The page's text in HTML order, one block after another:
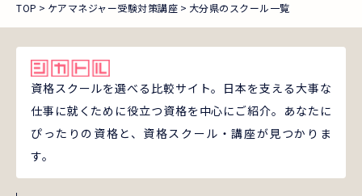
件)。全国平均の合格率は、同年度の厚
度[第29回]試験対応版）の受講お申し込
み期間は、2026年8月19日（水）までと
なります。
TOP ケアマネジャー受験対策講座 大分県のスクール一覧
資格スクールを選べる比較サイト。日本を支える大事な
仕事に就くために役立つ資格を中心にご紹介。あなたに
ぴったりの資格と、資格スクール・講座が見つかりま
す。